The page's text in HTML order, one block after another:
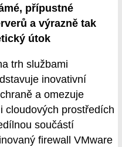
přípustné
a výrazně tak
útok
trh službami
inovativní
a omezuje
cloudových prostředích
součástí
firewall VMware